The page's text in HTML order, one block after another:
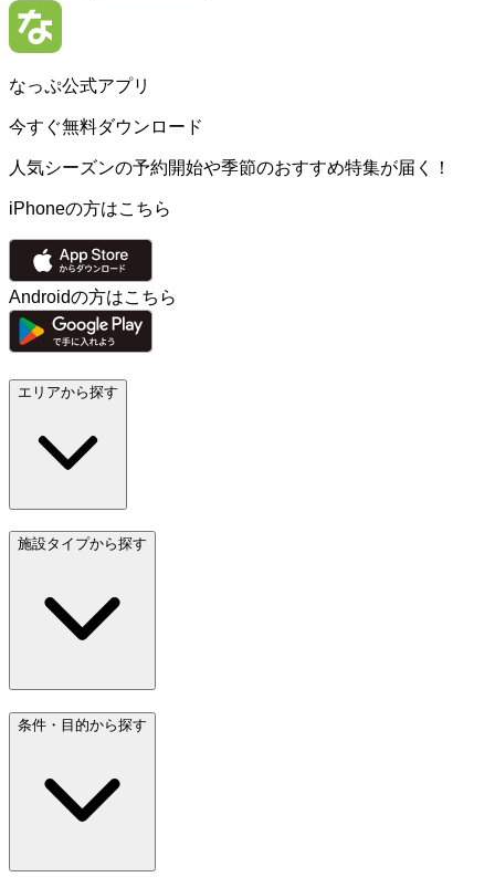
なっぷ公式アプリ
今すぐ無料ダウンロード
人気シーズンの予約開始や季節のおすすめ特集が届く！
iPhoneの方はこちら
Androidの方はこちら
エリアから探す
施設タイプから探す
条件・目的から探す